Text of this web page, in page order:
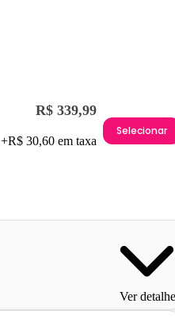
R$ 339,99
+R$ 30,60 em taxa
Selecionar
Ver